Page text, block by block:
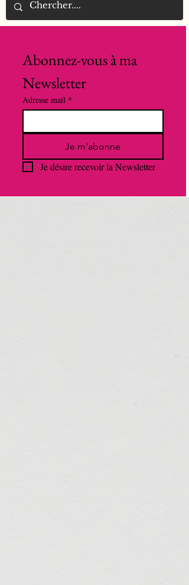
Abonnez-vous à ma
Newsletter
Adresse mail *
Je m'abonne
Je désire recevoir la Newsletter